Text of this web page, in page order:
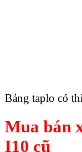
Bảng taplo có
Mua bán
I10 cũ